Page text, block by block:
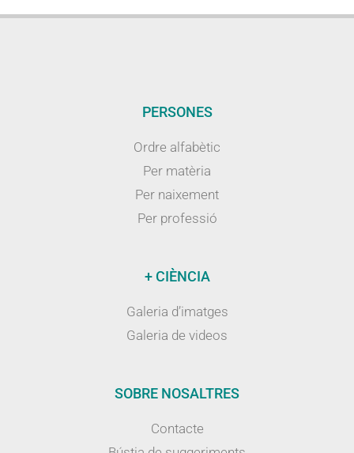
PERSONES
Ordre alfabètic
Per matèria
Per naixement
Per professió
+ CIÈNCIA
Galeria d’imatges
Galeria de videos
SOBRE NOSALTRES
Contacte